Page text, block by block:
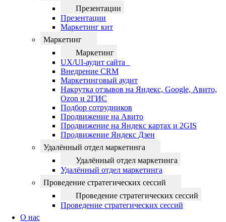
Презентации
Презентации
Маркетинг кит
Маркетинг
Маркетинг
UX/UI-аудит сайта
Внедрение CRM
Маркетинговый аудит
Накрутка отзывов на Яндекс, Google, Авито,
Ozon и 2ГИС
Подбор сотрудников
Продвижение на Авито
Продвижение на Яндекс картах и 2GIS
Продвижение Яндекс Дзен
Удалённый отдел маркетинга
Удалённый отдел маркетинга
Удалённый отдел маркетинга
Проведение стратегических сессий
Проведение стратегических сессий
Проведение стратегических сессий
О нас